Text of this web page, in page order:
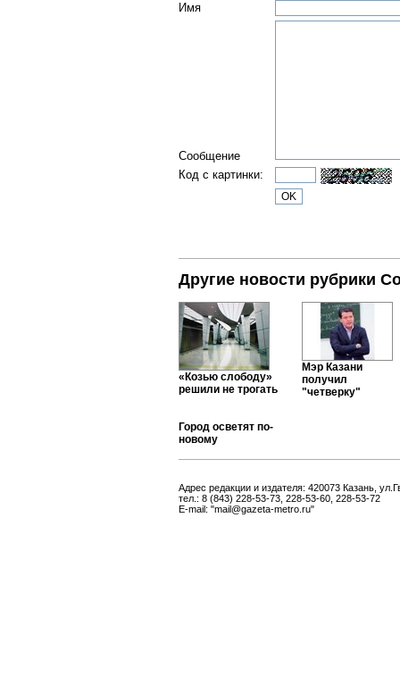
Имя
Сообщение
Код с картинки:
Другие новости рубрики
«Козью слободу»
решили не трогать
Мэр Казани
получил
"четверку"
Город осветят по-
новому
Адрес редакции и издателя: 420073 Казань,
тел.: 8 (843) 228-53-73, 228-53-60, 228-53-72
E-mail: "mail@gazeta-metro.ru"